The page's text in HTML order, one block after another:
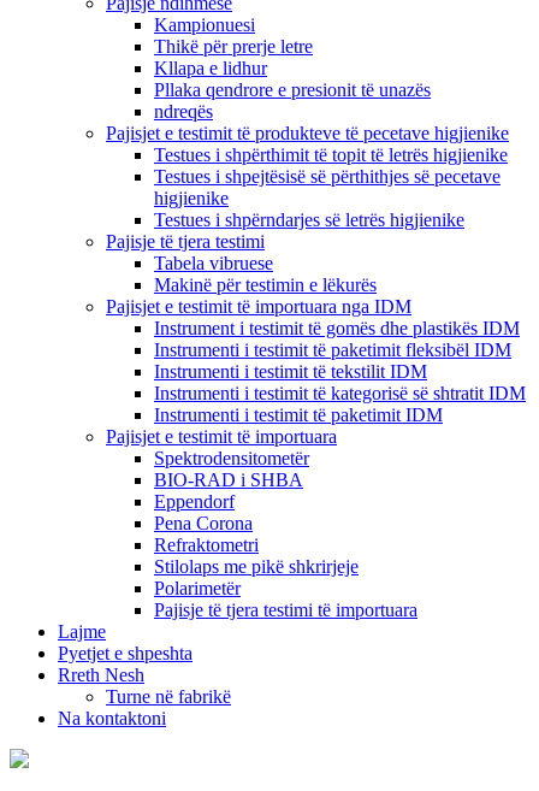
Kampionuesi
Thikë për prerje letre
Kllapa e lidhur
Pllaka qendrore e presionit të unazës
ndreqës
Pajisjet e testimit të produkteve të pecetave higjienike
Testues i shpërthimit të topit të letrës higjienike
Testues i shpejtësisë së përthithjes së pecetave
higjienike
Testues i shpërndarjes së letrës higjienike
Pajisje të tjera testimi
Tabela vibruese
Makinë për testimin e lëkurës
Pajisjet e testimit të importuara nga IDM
Instrument i testimit të gomës dhe plastikës IDM
Instrumenti i testimit të paketimit fleksibël IDM
Instrumenti i testimit të tekstilit IDM
Instrumenti i testimit të kategorisë së shtratit IDM
Instrumenti i testimit të paketimit IDM
Pajisjet e testimit të importuara
Spektrodensitometër
BIO-RAD i SHBA
Eppendorf
Pena Corona
Refraktometri
Stilolaps me pikë shkrirjeje
Polarimetër
Pajisje të tjera testimi të importuara
Lajme
Pyetjet e shpeshta
Rreth Nesh
Turne në fabrikë
Na kontaktoni